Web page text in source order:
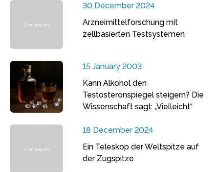
30 December 2024
Arzneimittelforschung mit
zellbasierten Testsystemen
15 January 2003
Kann Alkohol den
Testosteronspiegel steigern? Die
Wissenschaft sagt: „Vielleicht“
18 December 2024
Ein Teleskop der Weltspitze auf
der Zugspitze